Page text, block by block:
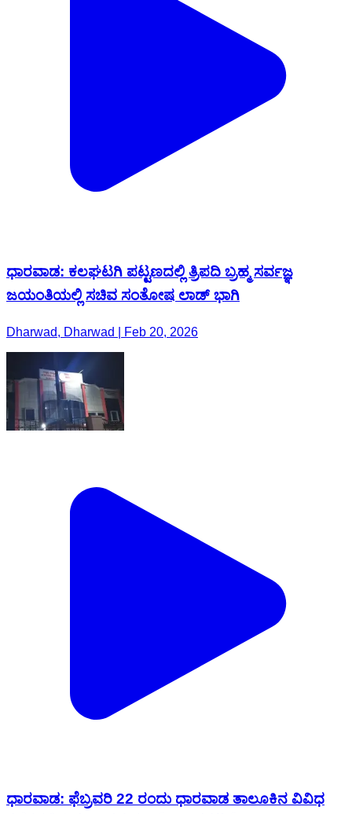
ಧಾರವಾಡ: ಕಲಘಟಗಿ ಪಟ್ಟಣದಲ್ಲಿ ತ್ರಿಪದಿ ಬ್ರಹ್ಮ ಸರ್ವಜ್ಞ
ಜಯಂತಿಯಲ್ಲಿ ಸಚಿವ ಸಂತೋಷ ಲಾಡ್ ಭಾಗಿ
Dharwad, Dharwad | Feb 20, 2026
ಧಾರವಾಡ: ಫೆಬ್ರವರಿ 22 ರಂದು ಧಾರವಾಡ ತಾಲೂಕಿನ ವಿವಿಧ